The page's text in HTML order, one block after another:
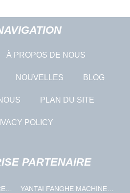
À PROPOS DE NOUS
NOUVELLES BLOG
PLAN DU SITE
POLICY
PARTENAIRE
YANTAI FANGHE MACHINES